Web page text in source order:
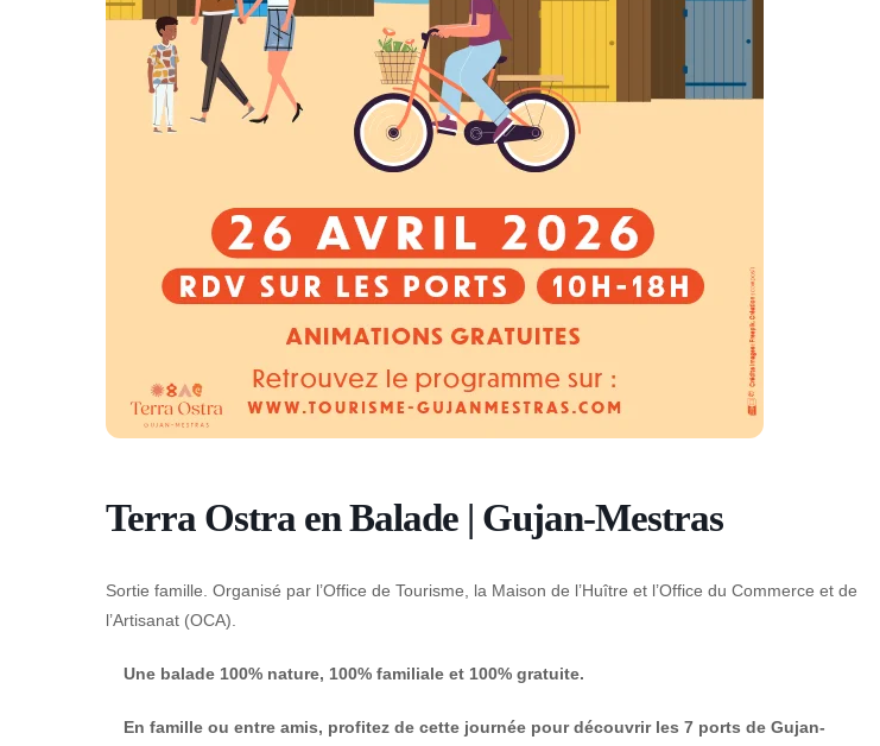
Terra Ostra en Balade | Gujan-Mestras
Sortie famille. Organisé par l’Office de Tourisme, la Maison de l’Huître et l’Office du Commerce et de
l’Artisanat (OCA).
Une balade 100% nature, 100% familiale et 100% gratuite.
En famille ou entre amis, profitez de cette journée pour découvrir les 7 ports de Gujan-